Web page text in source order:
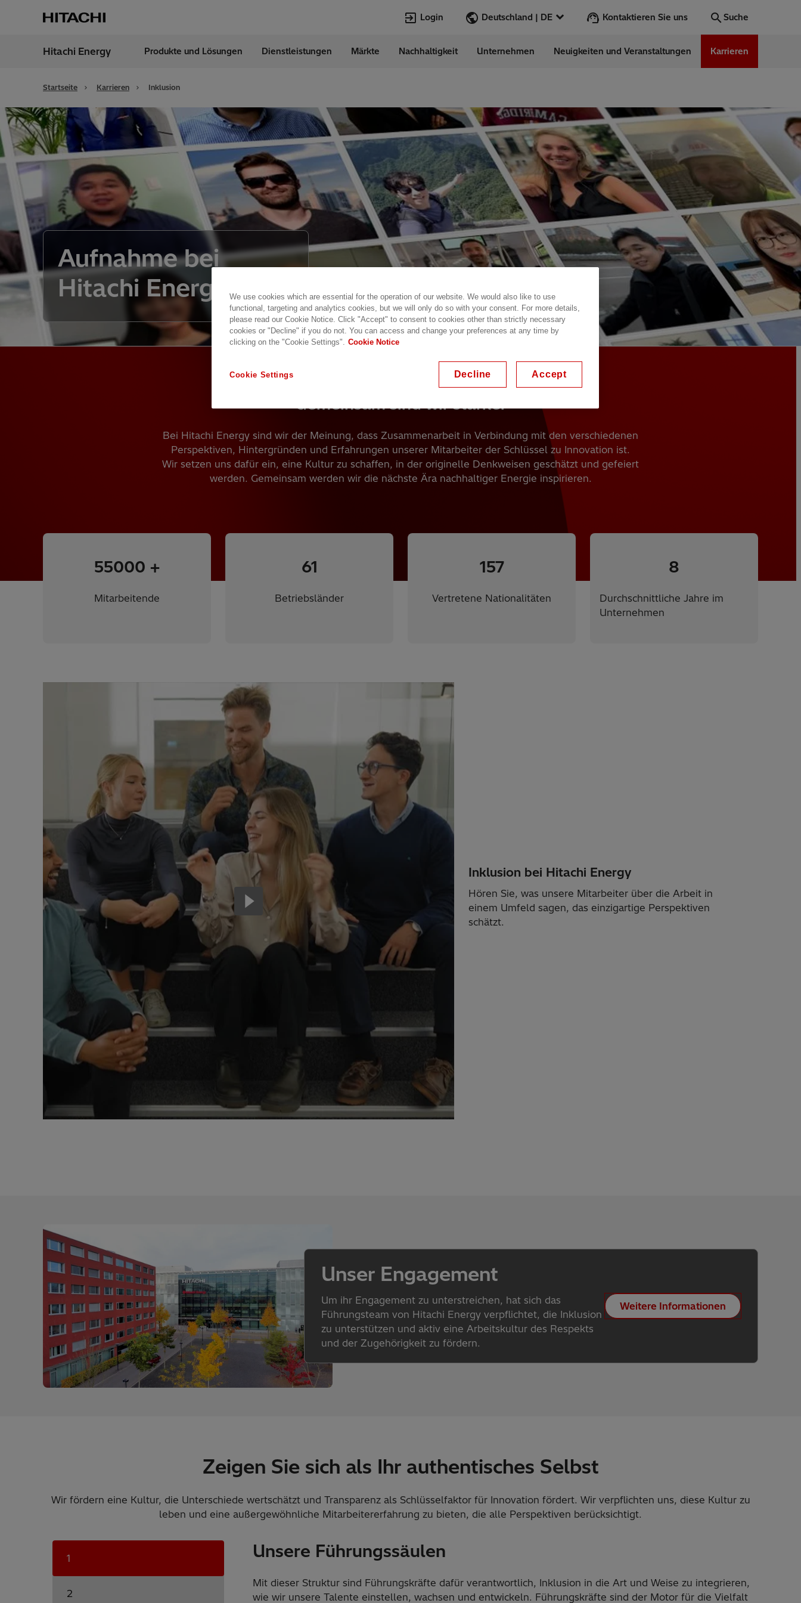
Login Deutschland | DE Kontaktieren Sie uns Suche
Transformers
EconiQ
Jobs
Lumada
HVDC
Digitalization
Customer Success Stories
Events & Webinars
Renewable Energy
Cybersecurity
Hitachi Energy Produkte und Lösungen Dienstleistungen Märkte Nachhaltigkeit Unternehmen Neuigkeiten und Veranstaltungen Karrieren
Startseite Karrieren Inklusion
Aufnahme bei
Hitachi Energy
Gemeinsam sind wir stärker
Bei Hitachi Energy sind wir der Meinung, dass Zusammenarbeit in Verbindung mit den verschiedenen
Perspektiven, Hintergründen und Erfahrungen unserer Mitarbeiter der Schlüssel zu Innovation ist.
Wir setzen uns dafür ein, eine Kultur zu schaffen, in der originelle Denkweisen geschätzt und gefeiert
werden. Gemeinsam werden wir die nächste Ära nachhaltiger Energie inspirieren.
55000 +
Mitarbeitende
61
Betriebsländer
157
Vertretene Nationalitäten
8
Durchschnittliche Jahre im
Unternehmen
Inklusion bei Hitachi Energy
Hören Sie, was unsere Mitarbeiter über die Arbeit in
einem Umfeld sagen, das einzigartige Perspektiven
schätzt.
Unser Engagement
Um ihr Engagement zu unterstreichen, hat sich das
Führungsteam von Hitachi Energy verpflichtet, die Inklusion
zu unterstützen und aktiv eine Arbeitskultur des Respekts
und der Zugehörigkeit zu fördern.
Weitere Informationen
Zeigen Sie sich als Ihr authentisches Selbst
Wir fördern eine Kultur, die Unterschiede wertschätzt und Transparenz als Schlüsselfaktor für Innovation fördert. Wir verpflichten uns, diese Kultur zu
leben und eine außergewöhnliche Mitarbeitererfahrung zu bieten, die alle Perspektiven berücksichtigt.
1
2
Unsere Führungssäulen
Mit dieser Struktur sind Führungskräfte dafür verantwortlich, Inklusion in die Art und Weise zu integrieren,
wie wir unsere Talente einstellen, wachsen und entwickeln. Führungskräfte sind der Motor für die Vielfalt
We use cookies which are essential for the operation of our website. We would also like to use
functional, targeting and analytics cookies, but we will only do so with your consent. For more details,
please read our Cookie Notice. Click "Accept" to consent to cookies other than strictly necessary
cookies or "Decline" if you do not. You can access and change your preferences at any time by
clicking on the "Cookie Settings". Cookie Notice
Cookie Settings Decline Accept